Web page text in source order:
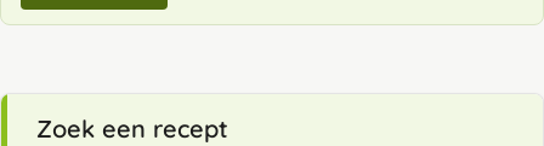
Zoek een recept